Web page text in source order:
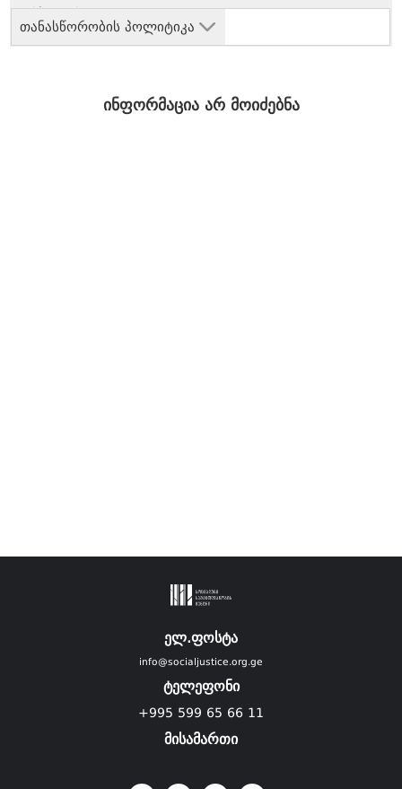
თანასწორობის პოლიტიკა
ინფორმაცია არ მოიძებნა
ელ.ფოსტა
info@socialjustice.org.ge
ტელეფონი
+995 599 65 66 11
მისამართი